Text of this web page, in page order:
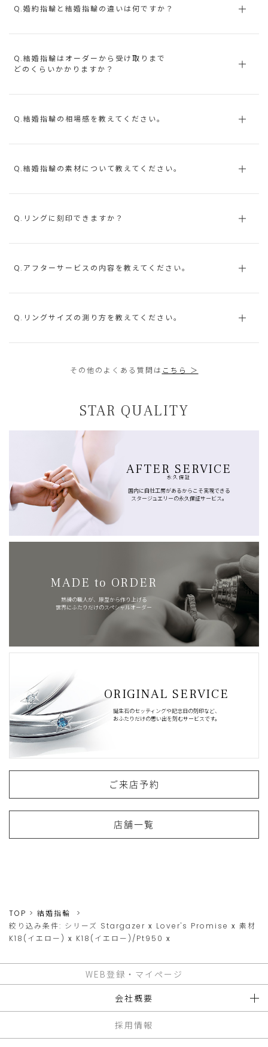
Q.婚約指輪と結婚指輪の違いは何ですか？
Q.結婚指輪はオーダーから受け取りまで
どのくらいかかりますか？
Q.結婚指輪の相場感を教えてください。
Q.結婚指輪の素材について教えてください。
Q.リングに刻印できますか？
Q.アフターサービスの内容を教えてください。
Q.リングサイズの測り方を教えてください。
その他のよくある質問は こちら ＞
STAR QUALITY
AFTER SERVICE
永久保証
国内に自社工房があるからこそ実現できる
スタージュエリーの永久保証サービス。
MADE to ORDER
熟練の職人が、原型から作り上げる
世界にふたりだけのスペシャルオーダー
ORIGINAL SERVICE
誕生石のセッティングや記念日の刻印など、
おふたりだけの思い出を刻むサービスです。
ご来店予約
店舗一覧
TOP
結婚指輪
絞り込み条件: シリーズ Stargazer x Lover's Promise x 素材
K18(イエロー) x K18(イエロー)/Pt950 x
WEB登録・マイページ
会社概要
採用情報